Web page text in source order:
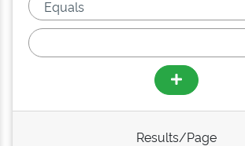
Results/Page